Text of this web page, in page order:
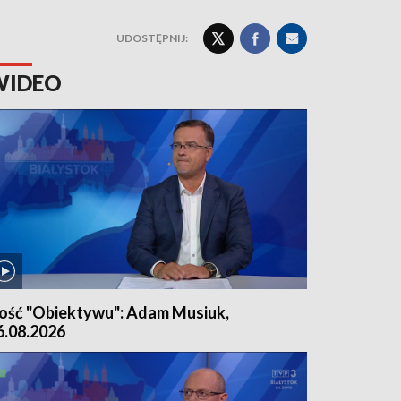
UDOSTĘPNIJ:
"Obiektywu": Adam Musiuk,